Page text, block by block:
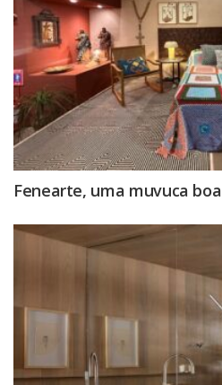
Fenearte, uma muvuca boa